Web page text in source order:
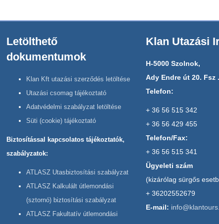
Letölthető
dokumentumok
Klan Kft utazási szerződés letöltése
Utazási csomag tájékoztató
Adatvédelmi szabályzat letöltése
Süti (cookie) tájékoztató
Biztosítással kapcsolatos tájékoztatók,
szabályzatok:
ATLASZ Utasbiztosítási szabályzat
ATLASZ Kalkulált útlemondási
(sztornó) biztosítási szabályzat
ATLASZ Fakultatív útlemondási
Klan Utazási
H-5000 Szolnok,
Ady Endre út 20. Fsz
Telefon:
+ 36 56 515 342
+ 36 56 429 455
Telefon/Fax:
+ 36 56 515 341
Ügyeleti szám
(kizárólag sürgős
+ 36202552679
E-mail: